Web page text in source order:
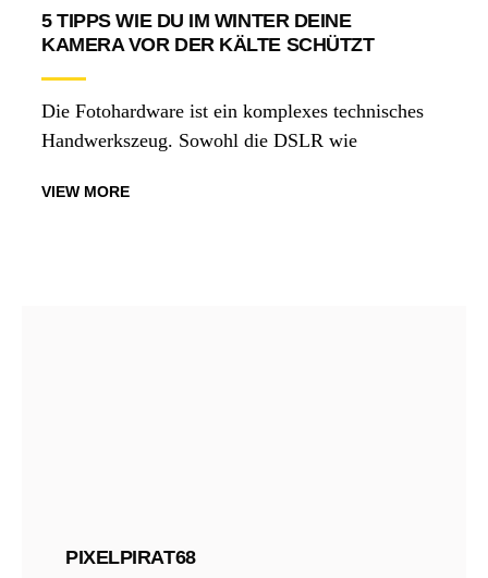
5 TIPPS WIE DU IM WINTER DEINE
KAMERA VOR DER KÄLTE SCHÜTZT
Die Fotohardware ist ein komplexes technisches
Handwerkszeug. Sowohl die DSLR wie
VIEW MORE
PIXELPIRAT68